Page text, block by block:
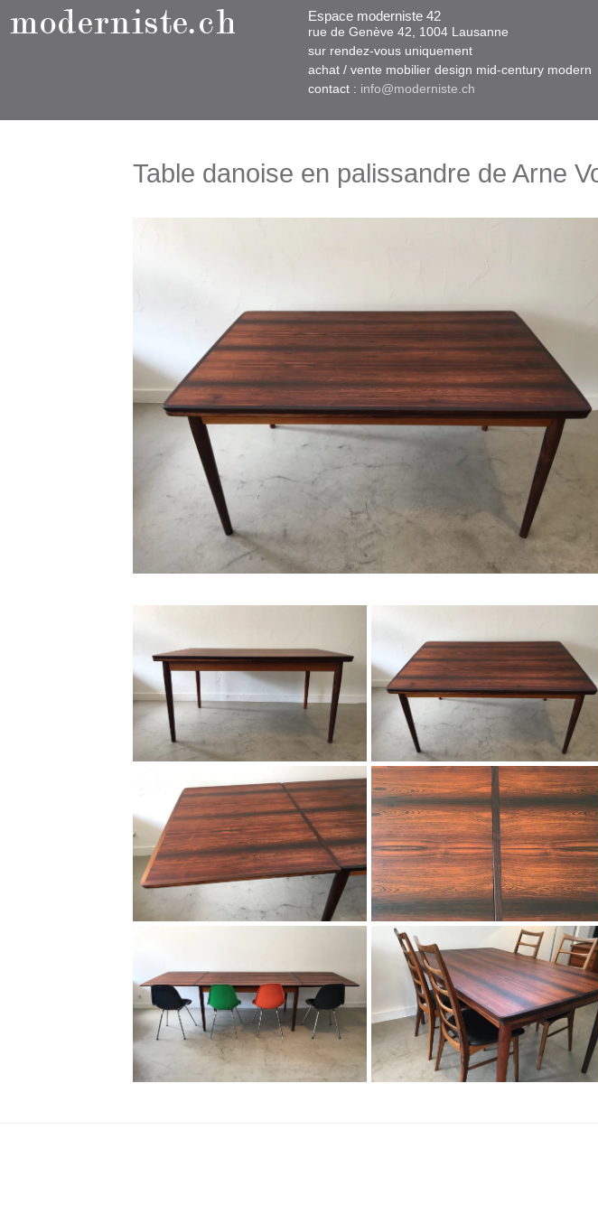
Espace moderniste 42
rue d​​​​e Genève 42, 1004 Lausanne​​
sur rendez-vous uniquement ​​​
​achat / vente mobilier design mid-century modern
contact : info@moderniste.ch
Table danoise en palissandre de Arne